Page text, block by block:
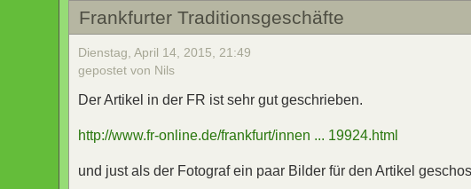
Frankfurter Traditionsgeschäfte
Dienstag, April 14, 2015, 21:49
gepostet von Nils
Der Artikel in der FR ist sehr gut geschrieben.
http://www.fr-online.de/frankfurt/innen ... 19924.html
und just als der Fotograf ein paar Bilder für den Artikel